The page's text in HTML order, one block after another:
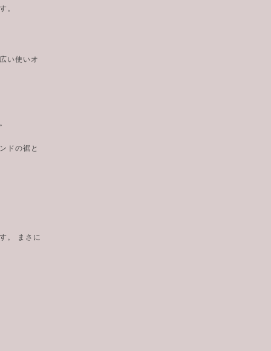
。
い使いオ
ドの裾と
。 まさに